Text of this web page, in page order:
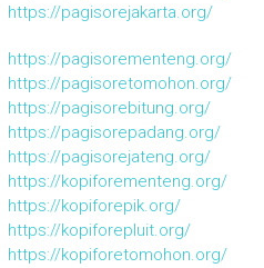
https://pagisorejakarta.org/
https://pagisorementeng.org/
https://pagisoretomohon.org/
https://pagisorebitung.org/
https://pagisorepadang.org/
https://pagisorejateng.org/
https://kopiforementeng.org/
https://kopiforepik.org/
https://kopiforepluit.org/
https://kopiforetomohon.org/